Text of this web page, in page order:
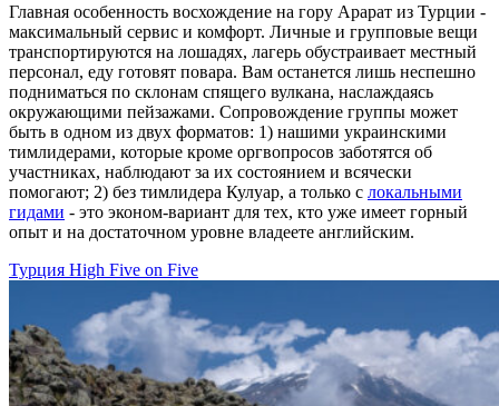
Главная особенность восхождение на гору Арарат из Турции -
максимальный сервис и комфорт. Личные и групповые вещи
транспортируются на лошадях, лагерь обустраивает местный
персонал, еду готовят повара. Вам останется лишь неспешно
подниматься по склонам спящего вулкана, наслаждаясь
окружающими пейзажами. Сопровождение группы может
быть в одном из двух форматов: 1) нашими украинскими
тимлидерами, которые кроме оргвопросов заботятся об
участниках, наблюдают за их состоянием и всячески
помогают; 2) без тимлидера Кулуар, а только с локальными
гидами - это эконом-вариант для тех, кто уже имеет горный
опыт и на достаточном уровне владеете английским.
Турция High Five on Five